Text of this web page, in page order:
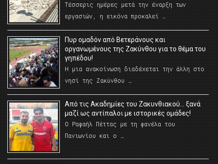
Τέσσερις ημέρες μετά την έναρξη των
εργασιών, η εικόνα προκαλεί …
Πυρ ομαδόν από Βετεράνους και
οργανωμένους της Ζακύνθου για το θέμα του
γηπέδου!
Η μια ανακοίνωση διαδέχεται την άλλη στο
νησί της Ζακύνθου …
Από τις Ακαδημίες του Ζακυνθιακού… ξανά
μαζί ως αντίπαλοι με ιστορικές ομάδες!
Ο Ραφαήλ Πέττας με τη φανέλα του
Πανιωνίου και ο …